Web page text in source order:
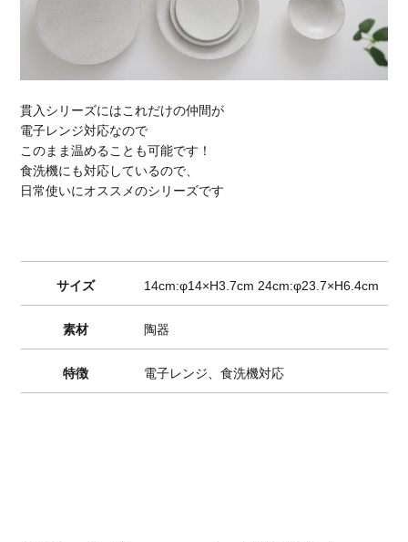
貫入シリーズにはこれだけの仲間が
電子レンジ対応なので
このまま温めることも可能です！
食洗機にも対応しているので、
日常使いにオススメのシリーズです
サイズ 14cm:φ14×H3.7cm 24cm:φ23.7×H6.4cm
素材 陶器
特徴 電子レンジ、食洗機対応